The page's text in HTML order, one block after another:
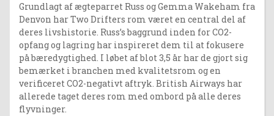
Grundlagt af ægteparret Russ og Gemma Wakeham fra
Denvon har Two Drifters rom været en central del af
deres livshistorie. Russ’s baggrund inden for CO2-
opfang og lagring har inspireret dem til at fokusere
på bæredygtighed. I løbet af blot 3,5 år har de gjort sig
bemærket i branchen med kvalitetsrom og en
verificeret CO2-negativt aftryk. British Airways har
allerede taget deres rom med ombord på alle deres
flyvninger.